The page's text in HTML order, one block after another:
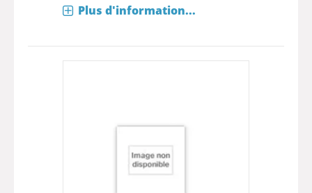
Plus d'information...